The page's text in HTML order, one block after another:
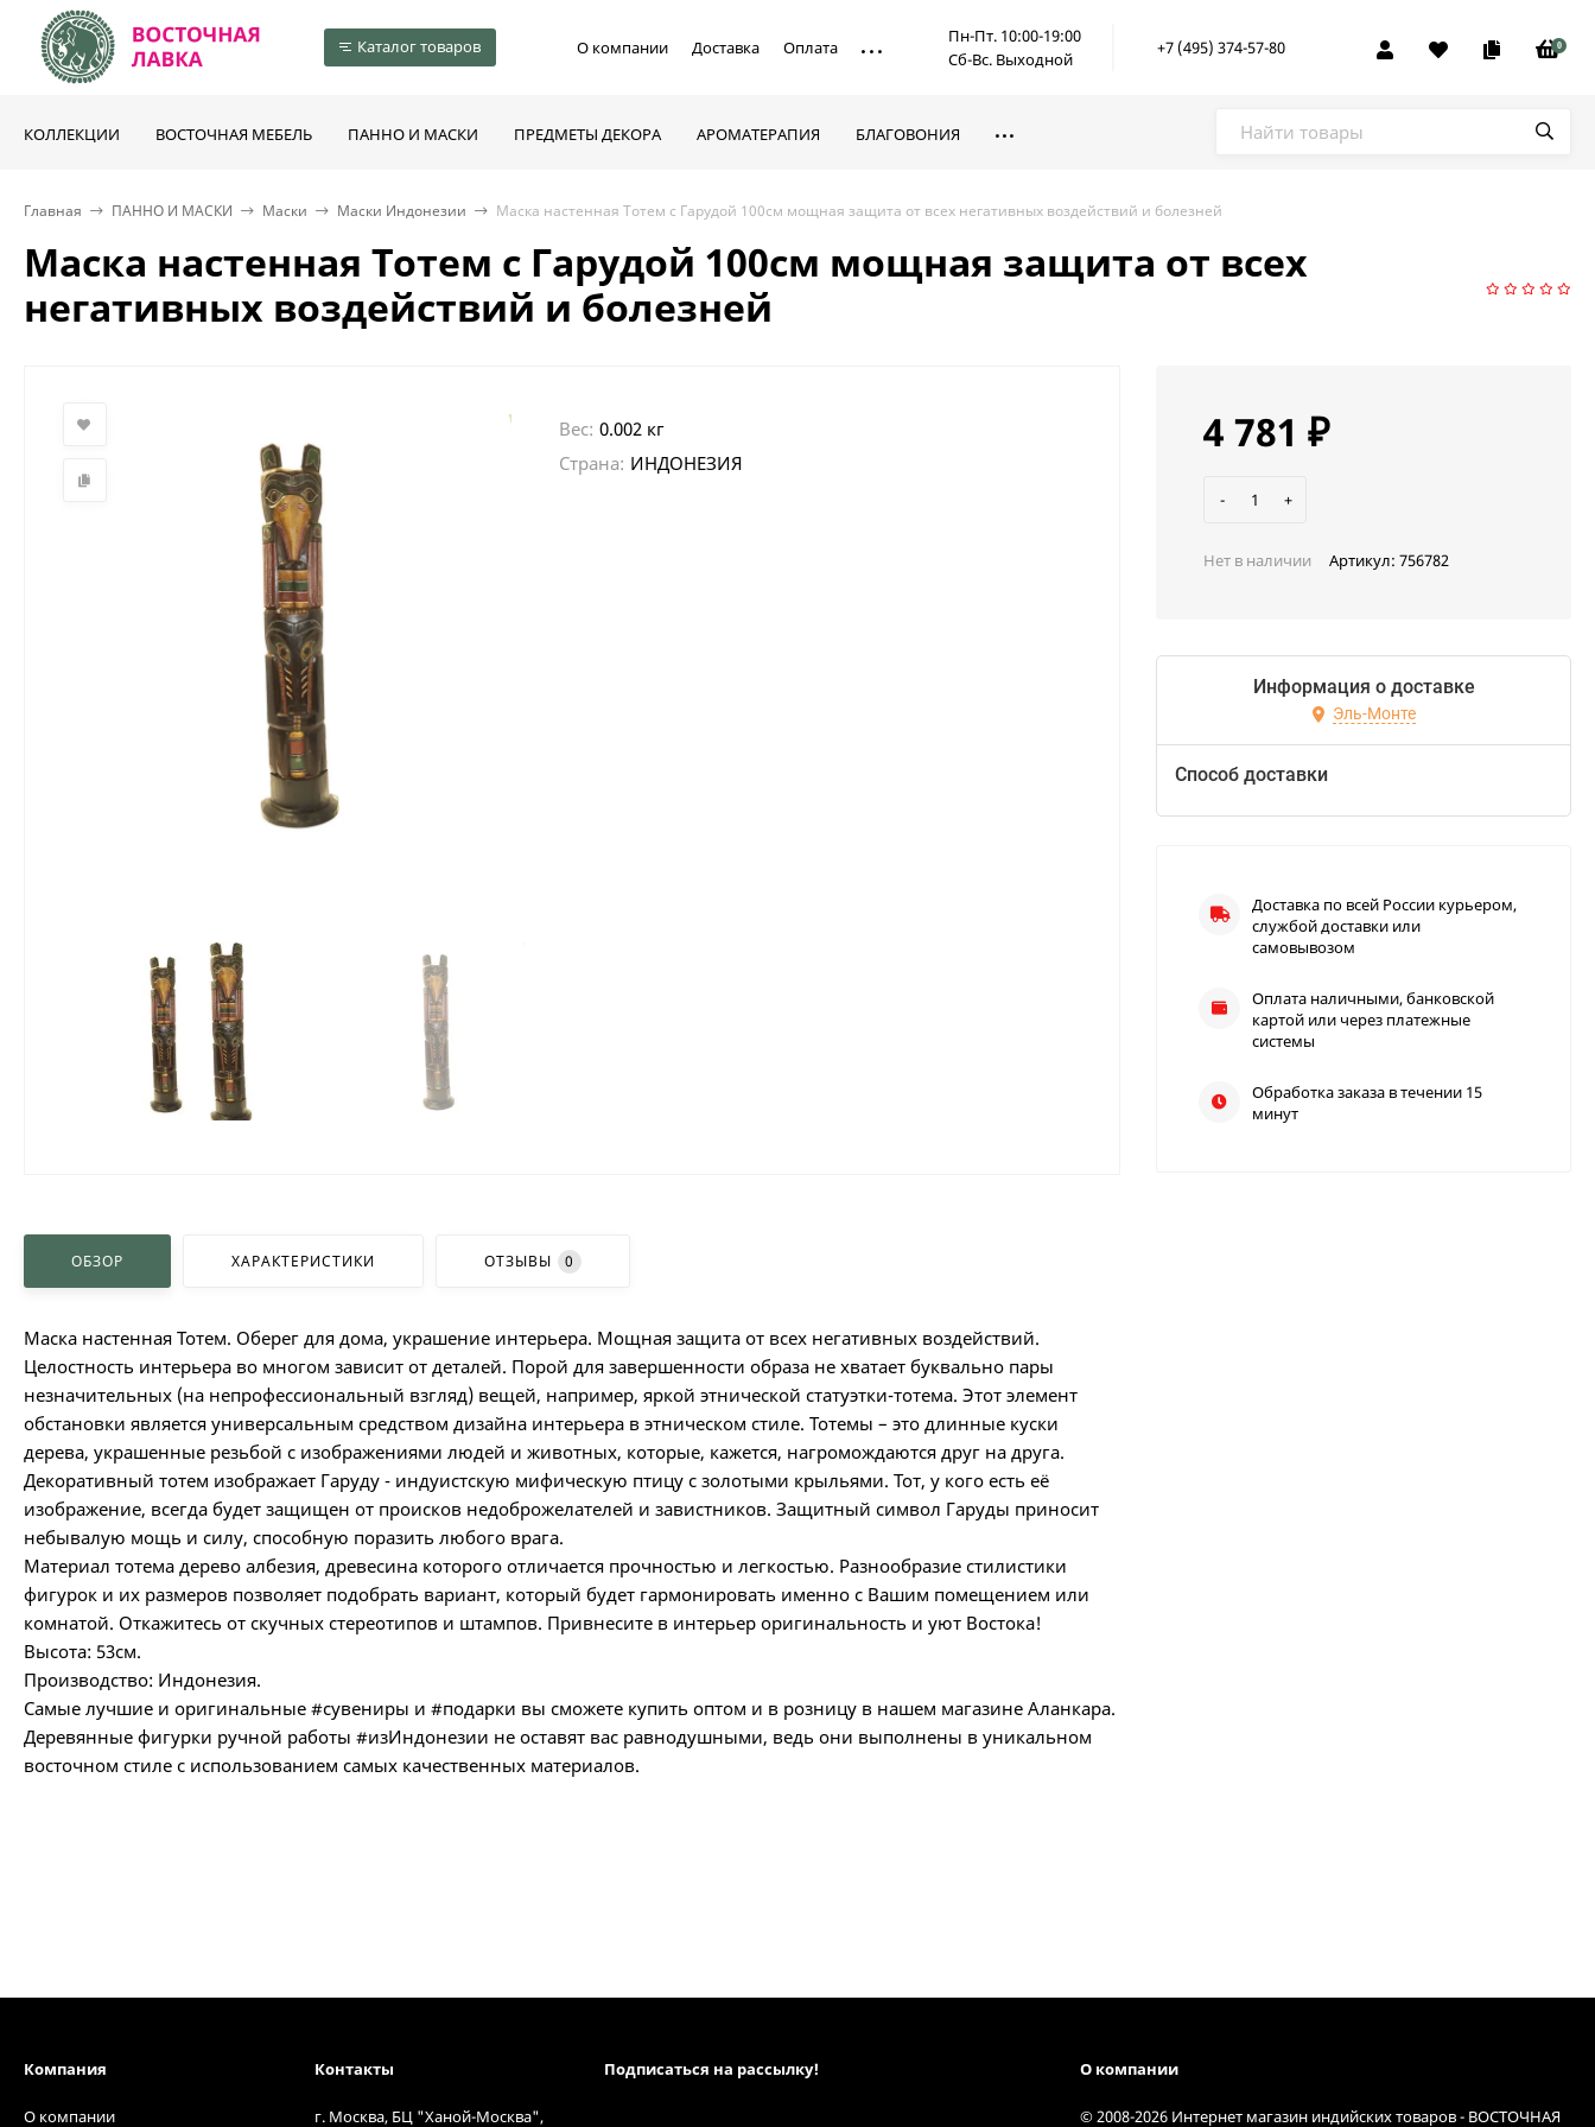
Каталог товаров О компании Доставка Оплата
Пн-Пт. 10:00-19:00
Сб-Вс. Выходной
+7 (495) 374-57-80 0
КОЛЛЕКЦИИ ВОСТОЧНАЯ МЕБЕЛЬ ПАННО И МАСКИ ПРЕДМЕТЫ ДЕКОРА АРОМАТЕРАПИЯ БЛАГОВОНИЯ
Главная ПАННО И МАСКИ Маски Маски Индонезии Маска настенная Тотем с Гарудой 100см мощная защита от всех негативных воздействий и болезней
Маска настенная Тотем с Гарудой 100см мощная защита от всех
негативных воздействий и болезней
Вес: 0.002 кг
Страна: ИНДОНЕЗИЯ
ОБЗОР ХАРАКТЕРИСТИКИ ОТЗЫВЫ 0
Маска настенная Тотем. Оберег для дома, украшение интерьера. Мощная защита от всех негативных воздействий.
Целостность интерьера во многом зависит от деталей. Порой для завершенности образа не хватает буквально пары
незначительных (на непрофессиональный взгляд) вещей, например, яркой этнической статуэтки-тотема. Этот элемент
обстановки является универсальным средством дизайна интерьера в этническом стиле. Тотемы – это длинные куски
дерева, украшенные резьбой с изображениями людей и животных, которые, кажется, нагромождаются друг на друга.
Декоративный тотем изображает Гаруду - индуистскую мифическую птицу с золотыми крыльями. Тот, у кого есть её
изображение, всегда будет защищен от происков недоброжелателей и завистников. Защитный символ Гаруды приносит
небывалую мощь и силу, способную поразить любого врага.
Материал тотема дерево албезия, древесина которого отличается прочностью и легкостью. Разнообразие стилистики
фигурок и их размеров позволяет подобрать вариант, который будет гармонировать именно с Вашим помещением или
комнатой. Откажитесь от скучных стереотипов и штампов. Привнесите в интерьер оригинальность и уют Востока!
Высота: 53см.
Производство: Индонезия.
Самые лучшие и оригинальные #сувениры и #подарки вы сможете купить оптом и в розницу в нашем магазине Аланкара.
Деревянные фигурки ручной работы #изИндонезии не оставят вас равнодушными, ведь они выполнены в уникальном
восточном стиле с использованием самых качественных материалов.
4 781 ₽
- +
Нет в наличии Артикул: 756782
Информация о доставке
Эль-Монте
Способ доставки
Доставка по всей России курьером,
службой доставки или
самовывозом
Оплата наличными, банковской
картой или через платежные
системы
Обработка заказа в течении 15
минут
Компания
О компании
Контакты
г. Москва, БЦ "Ханой-Москва",
Подписаться на рассылкy! О компании
© 2008-2026 Интернет магазин индийских товаров - ВОСТОЧНАЯ